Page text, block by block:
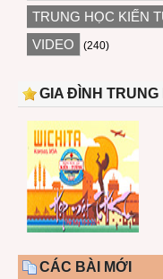
TRUNG HỌC KIẾN
VIDEO (240)
GIA ĐÌNH
CÁC BÀI MỚI